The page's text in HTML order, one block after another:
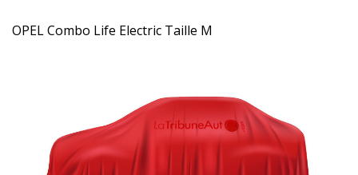
OPEL Combo Life Electric Taille M